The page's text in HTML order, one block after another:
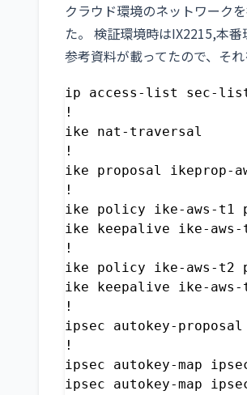
クラウド環境のネットワーク
た。 検証環境時はIX2215,本
参考資料が載ってたので、そ
ip access-list sec-
!
ike nat-traversal
!
ike proposal ikeprop-
!
ike policy ike-aws-t1
ike keepalive ike-aws-
!
ike policy ike-aws-t2
ike keepalive ike-aws-
!
ipsec autokey-
!
ipsec autokey-map
ipsec autokey-map